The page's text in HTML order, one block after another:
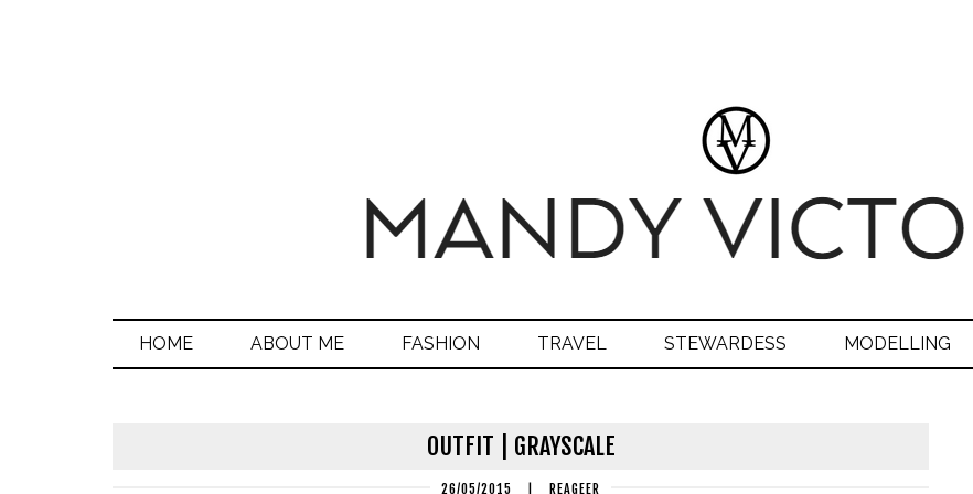
HOME ABOUT ME FASHION TRAVEL STEWARDESS MODELLING
OUTFIT | GRAYSCALE
26/05/2015 REAGEER